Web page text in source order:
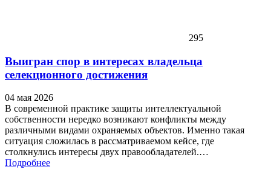
295
Выигран спор в интересах владельца
селекционного достижения
04 мая 2026
В современной практике защиты интеллектуальной
собственности нередко возникают конфликты между
различными видами охраняемых объектов. Именно такая
ситуация сложилась в рассматриваемом кейсе, где
столкнулись интересы двух правообладателей.…
Подробнее